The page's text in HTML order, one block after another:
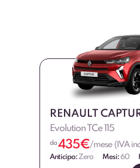
RENAULT
Evolution TCe 115
da 435€/mese (IVA
Anticipo: Zero Mesi:60